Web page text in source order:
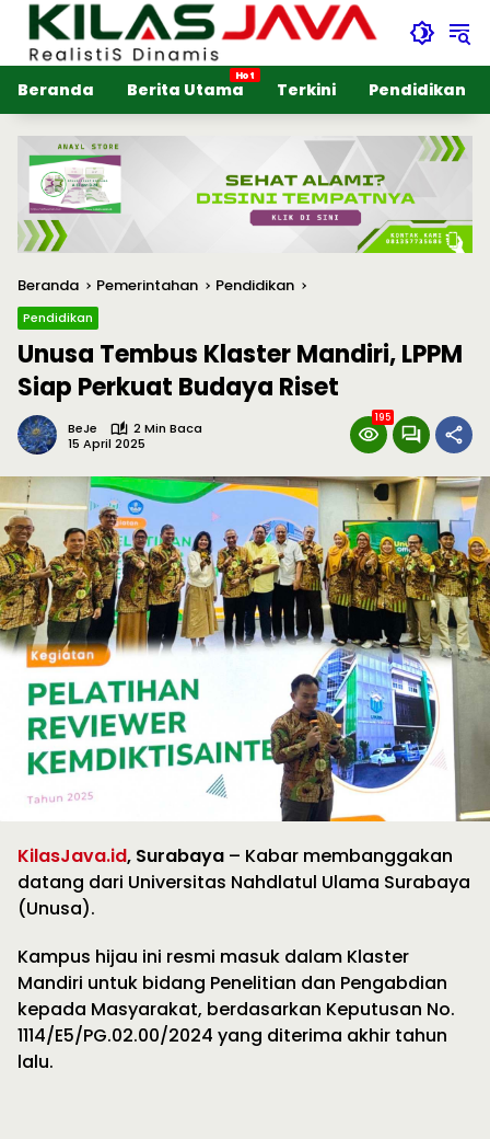
Langsung
konten
Beranda
Berita Utama Terkini Pendidikan
Beranda Pemerintahan Pendidikan
Pendidikan
Unusa Tembus Klaster Mandiri, LPPM
Siap Perkuat Budaya Riset
BeJe
2 Min Baca
15 April 2025
195
KilasJava.id, Surabaya – Kabar membanggakan
datang dari Universitas Nahdlatul Ulama Surabaya
(Unusa).
Kampus hijau ini resmi masuk dalam Klaster
Mandiri untuk bidang Penelitian dan Pengabdian
kepada Masyarakat, berdasarkan Keputusan No.
1114/E5/PG.02.00/2024 yang diterima akhir tahun
lalu.